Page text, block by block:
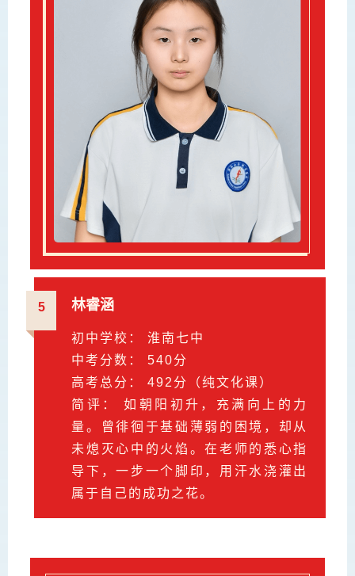
5 林睿涵
初中学校： 淮南七中
中考分数： 540分
高考总分： 492分（纯文化课）
简评： 如朝阳初升，充满向上的力
量。曾徘徊于基础薄弱的困境，却从
未熄灭心中的火焰。在老师的悉心指
导下，一步一个脚印，用汗水浇灌出
属于自己的成功之花。